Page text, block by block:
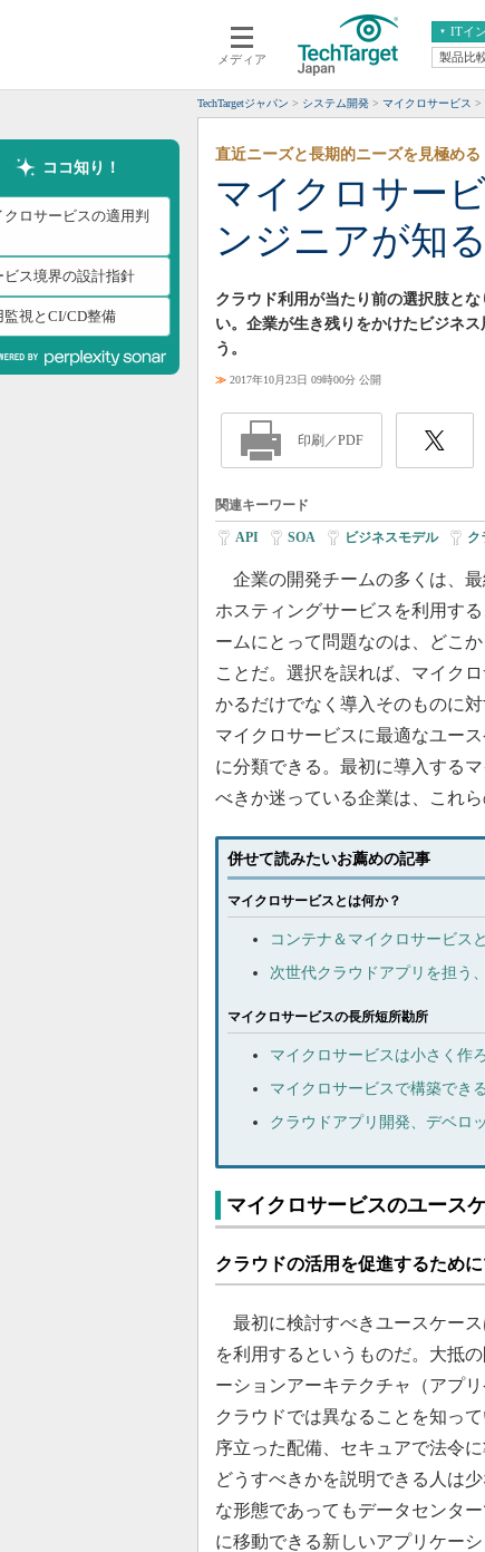
メディア
ITイ
クラウド
スマートモバイル
ネットワーク
システム運用管理
エンタープラ
ERP
CX
情報系システム
製品比
TechTargetジャパン システム開発 マイクロサービス
ココ知り！
クロサービスの適用判
ビス境界の設計指針
監視とCI/CD整備
マイクロサー
ンジニアが知
直近ニーズと長期的ニーズを見極める
クラウド利用が当たり前の選択肢と
い。企業が生き残りをかけたビジネ
う。
≫ 2017年10月23日 09時00分 公開
印刷／PDF
関連キーワード
API SOA ビジネスモデル| ク
企業の開発チームの多くは、
ホスティングサービスを利用す
ームにとって問題なのは、どこ
ことだ。選択を誤れば、マイク
かるだけでなく導入そのものに
マイクロサービスに最適なユー
に分類できる。最初に導入する
べきか迷っている企業は、これ
併せて読みたいお薦めの記事
マイクロサービスとは何か？
コンテナ＆マイクロサービス
次世代クラウドアプリを担う
マイクロサービスの長所短所勘所
マイクロサービスは小さく作
マイクロサービスで構築でき
クラウドアプリ開発、デベロ
マイクロサービスのユース
クラウドの活用を促進するため
最初に検討すべきユースケー
を利用するというものだ。大抵
ーションアーキテクチャ（アプ
クラウドでは異なることを知っ
序立った配備、セキュアで法令
どうすべきかを説明できる人は
な形態であってもデータセンタ
に移動できる新しいアプリケー